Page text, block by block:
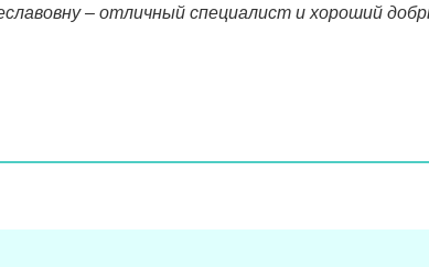
– отличный специалист и хороший